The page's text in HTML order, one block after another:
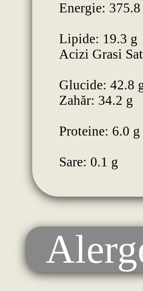
Energie:
Lipide: 19.3 g
Acizi Grasi
Glucide: 42.8
Zahăr: 34.2 g
Proteine: 6.0 g
Sare: 0.1 g